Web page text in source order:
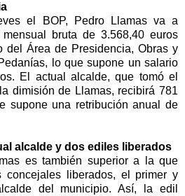
el BOP, Pedro Llamas va a
bruta de 3.568,40 euros
del Área de Presidencia, Obras y
lo que supone un salario
El actual alcalde, que tomó el
dimisión de Llamas, recibirá 781
supone una retribución anual de
alcalde y dos ediles liberados
es también superior a la que
concejales liberados, el primer y
del municipio. Así, la edil